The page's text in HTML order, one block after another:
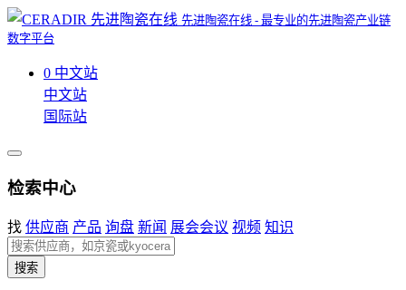
先进陶瓷在线 - 最专业的先进陶瓷产业链
数字平台
0 中文站
中文站
国际站
检索中心
找 供应商 产品 询盘 新闻 展会会议 视频 知识
搜索